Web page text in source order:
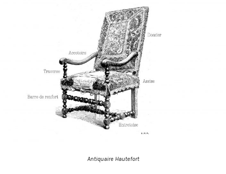
Antiquaire Hautefort